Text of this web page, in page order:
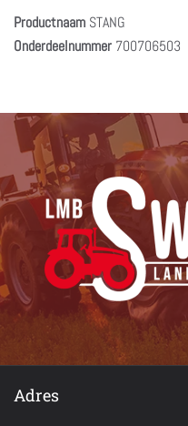
Productnaam STANG
Onderdeelnummer 700706503
Adres